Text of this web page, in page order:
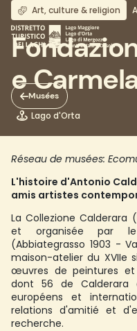
Aller
au
contenu
principal
Musées
Art, culture & religion
e
Lago d'Orta
Réseau de musées:
L'histoire d'Antonio
amis artistes
La Collezione Calderara
et organisée par le
(Abbiategrasso 1903 -
maison-atelier du XVIIe
œuvres de peintures et
dont 56 de Calderara
européens et
relations d'amitié et
recherche.